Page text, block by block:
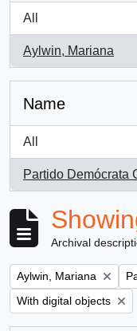
All
Aylwin, Mariana
, 1 results
Name
All
Partido Demócrata
, 1 results
Archival
Remove filter:
Aylwin, Mariana
Remove filter:
With digital objects